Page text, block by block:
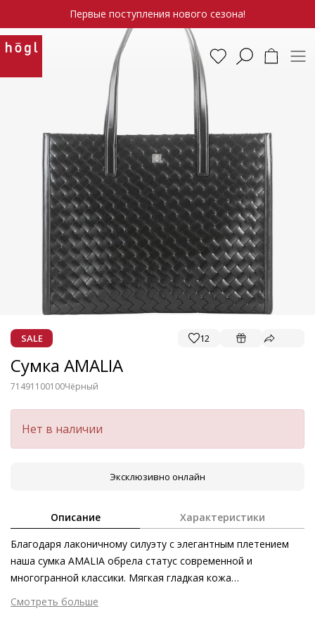
Первые поступления нового сезона!
SALE 12
Сумка AMALIA
71491100100Чёрный
Нет в наличии
Эксклюзивно онлайн
Описание Характеристики
Благодаря лаконичному силуэту с элегантным плетением
наша сумка AMALIA обрела статус современной и
многогранной классики. Мягкая гладкая кожа
первоклассного качества мерцает спокойными переливами.
Практичная магнитная застёжка, а также дополнительный
Смотреть больше